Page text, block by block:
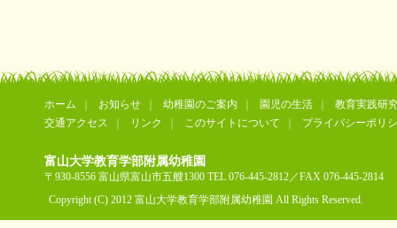
ホーム お知らせ 幼稚園のご案内 園児の生活
教育実践研
交通アクセス
リンク このサイトについて プライバシーポリ
富山大学教育学部附属幼稚園
〒930-8556 富山県富山市五艘1300 TEL 076-445-2812／FAX 076-445-2814
Copyright (C) 2012 富山大学教育学部附属幼稚園 All Rights Reserved.